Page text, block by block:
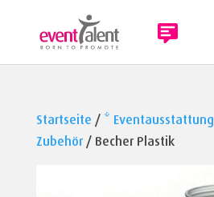
Startseite / * Eventausstattung
Zubehör/ Becher Plastik